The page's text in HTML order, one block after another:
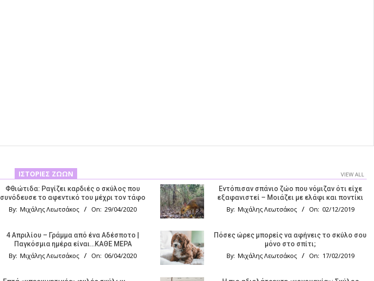
ΙΣΤΟΡΊΕΣ ΖΏΩΝ VIEW ALL
Φθιώτιδα: Ραγίζει καρδιές ο σκύλος που
συνόδευσε το αφεντικό του μέχρι τον τάφο
By: Μιχάλης Λεωτσάκος On: 29/04/2020
4 Απριλίου – Γράμμα από ένα Αδέσποτο |
Παγκόσμια ημέρα είναι…ΚΑΘΕ ΜΕΡΑ
By: Μιχάλης Λεωτσάκος On: 06/04/2020
Εντόπισαν σπάνιο ζώο που νόμιζαν ότι είχε
εξαφανιστεί – Μοιάζει με ελάφι και ποντίκι
By: Μιχάλης Λεωτσάκος On: 02/12/2019
Πόσες ώρες μπορείς να αφήνεις το σκύλο σου
μόνο στο σπίτι;
By: Μιχάλης Λεωτσάκος On: 17/02/2019